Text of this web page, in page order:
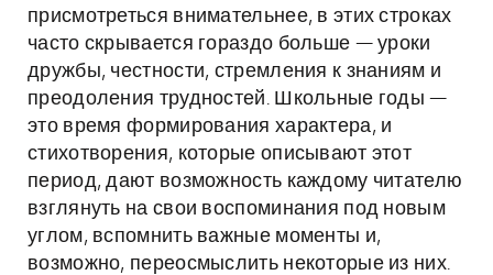
присмотреться внимательнее, в этих строках
часто скрывается гораздо больше — уроки
дружбы, честности, стремления к знаниям и
преодоления трудностей. Школьные годы —
это время формирования характера, и
стихотворения, которые описывают этот
период, дают возможность каждому читателю
взглянуть на свои воспоминания под новым
углом, вспомнить важные моменты и,
возможно, переосмыслить некоторые из них.